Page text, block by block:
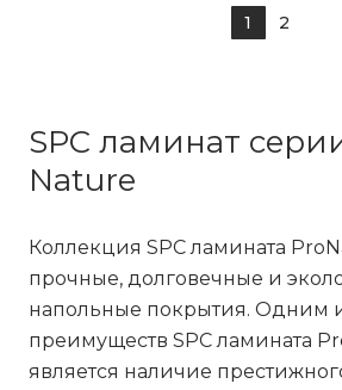
1 2
SPC ламинат
Nature
Коллекция SPC ламината
прочные, долговечные и
напольные покрытия. Одним
преимуществ SPC ламината
является наличие